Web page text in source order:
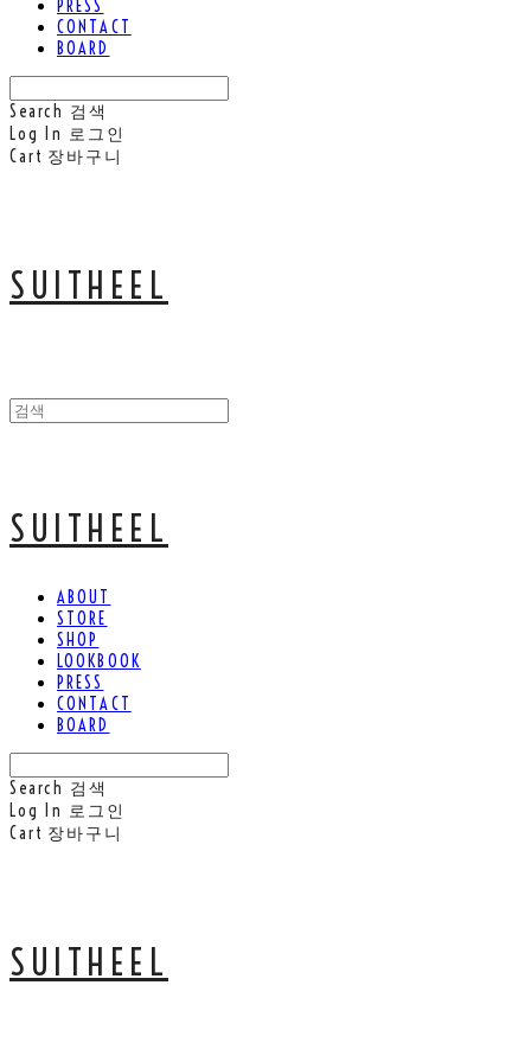
PRESS
CONTACT
BOARD
Search 검색
Log In 로그인
Cart 장바구니
SUITHEEL
SUITHEEL
ABOUT
STORE
SHOP
LOOKBOOK
PRESS
CONTACT
BOARD
Search 검색
Log In 로그인
Cart 장바구니
SUITHEEL